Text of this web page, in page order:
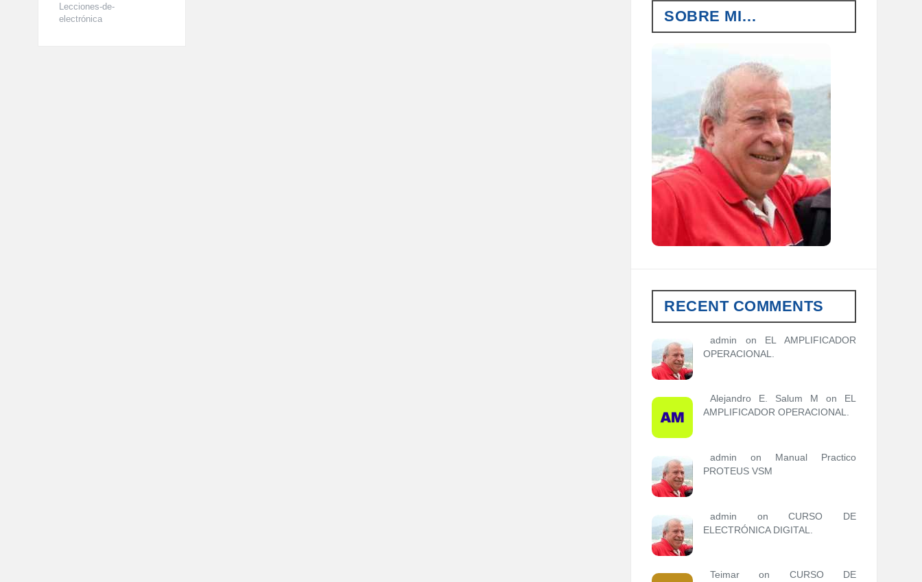
Lecciones-de-
electrónica
SOBRE MI…
RECENT COMMENTS
admin on EL AMPLIFICADOR
OPERACIONAL.
Alejandro E. Salum M on EL
AMPLIFICADOR OPERACIONAL.
admin on Manual Practico
PROTEUS VSM
admin onCURSO DE
ELECTRÓNICA DIGITAL.
Teimar on CURSO DE